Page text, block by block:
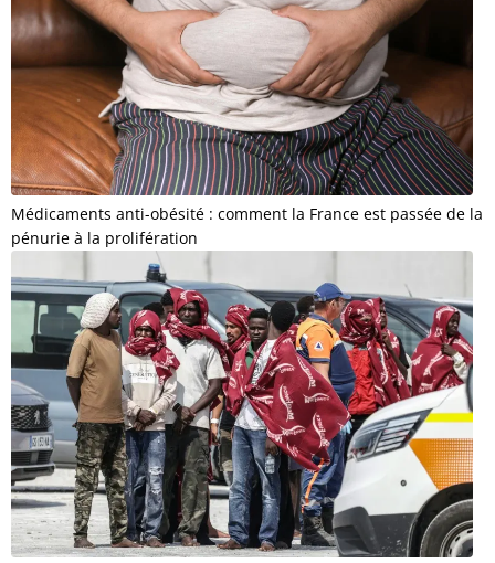
Médicaments anti-obésité : comment la France est passée de la
pénurie à la prolifération